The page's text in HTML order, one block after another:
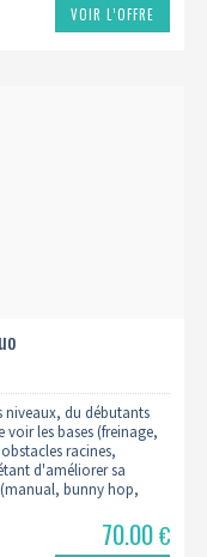
VOIR L’OFFRE
niveaux, du débutants
les bases (freinage,
racines,
d'améliorer sa
bunny hop,
70.00€